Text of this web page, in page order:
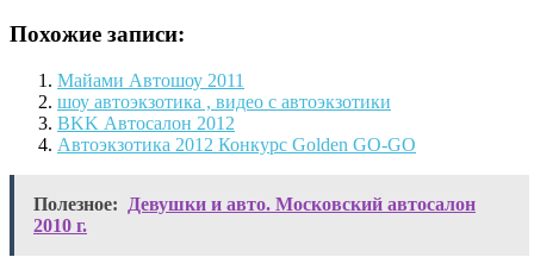
Похожие записи:
Майами Автошоу 2011
шоу автоэкзотика , видео с автоэкзотики
BKK Автосалон 2012
Автоэкзотика 2012 Конкурс Golden GO-GO
Полезное:
Девушки и авто. Московский автосалон
2010 г.